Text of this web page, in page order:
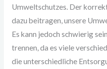
Umweltschutzes. Der
dazu beitragen, unsere
Es kann jedoch schwierig
trennen, da es viele
die unterschiedliche